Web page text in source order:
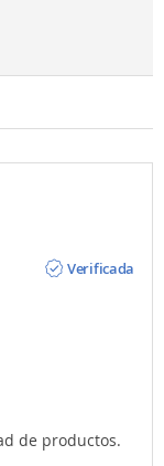
Verificada
de productos.